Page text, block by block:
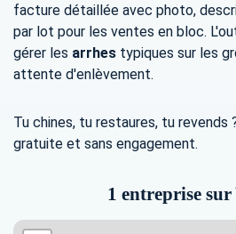
facture détaillée avec photo,
par lot pour les ventes en bloc.
gérer les arrhes typiques sur les
attente d'enlèvement.
Tu chines, tu restaures, tu revends
gratuite et sans engagement.
1 entreprise sur